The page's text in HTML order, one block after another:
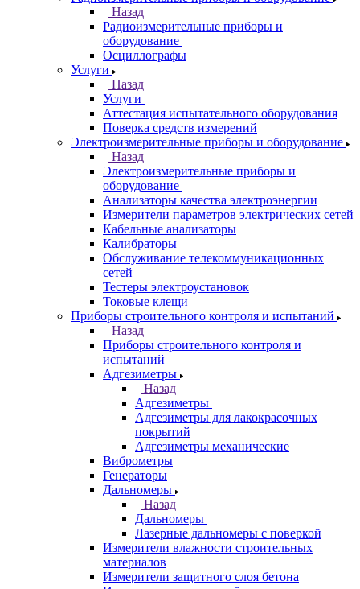
Назад
Радиоизмерительные приборы и
оборудование
Осциллографы
Услуги
Назад
Услуги
Аттестация испытательного оборудования
Поверка средств измерений
Электроизмерительные приборы и оборудование
Назад
Электроизмерительные приборы и
оборудование
Анализаторы качества электроэнергии
Измерители параметров электрических сетей
Кабельные анализаторы
Калибраторы
Обслуживание телекоммуникационных
сетей
Тестеры электроустановок
Токовые клещи
Приборы строительного контроля и испытаний
Назад
Приборы строительного контроля и
испытаний
Адгезиметры
Назад
Адгезиметры
Адгезиметры для лакокрасочных
покрытий
Адгезиметры механические
Виброметры
Генераторы
Дальномеры
Назад
Дальномеры
Лазерные дальномеры с поверкой
Измерители влажности строительных
материалов
Измерители защитного слоя бетона